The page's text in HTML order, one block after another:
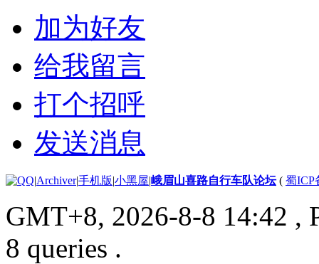
加为好友
给我留言
打个招呼
发送消息
|Archiver|手机版|小黑屋|峨眉山喜路自行车队论坛( 蜀ICP
GMT+8, 2026-8-8 14:42 ,
8 queries .